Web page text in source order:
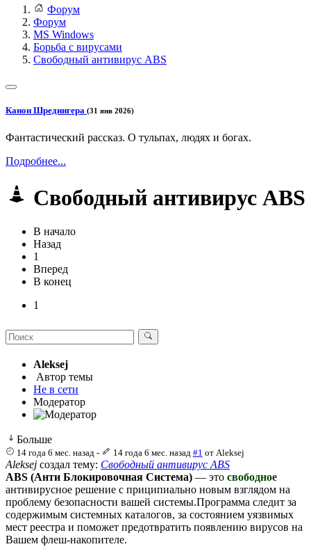
Форум
Форум
MS Windows
Борьба с вирусами
Свободный антивирус ABS
Канон Шредингера (31 янв 2026)
Фантастический рассказ. О тульпах, людях и богах.
Подробнее...
Свободный антивирус ABS
В начало
Назад
1
Вперед
В конец
1
Aleksej
Автор темы
Не в сети
Модератор
Больше
14 года 6 мес. назад - 14 года 6 мес. назад #1 от Aleksej
Aleksej создал тему: Свободный антивирус ABS
ABS (Анти Блокировочная Система) — это cвободное
антивирусное решение с приципиально новым взглядом на
проблему безопасности вашей системы.Программа следит за
содержимым системных каталогов, за состоянием уязвимых
мест реестра и поможет предотвратить появлению вирусов на
Вашем флеш-накопителе.